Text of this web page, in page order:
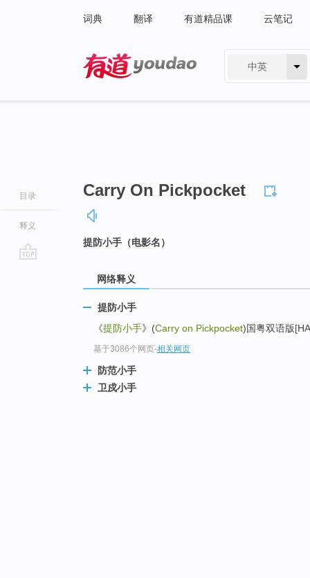
词典 翻译 有道精品课 云笔记
中英
目录
释义
Carry On Pickpocket
提防小手（电影名）
网络释义
提防小手
《提防小手》(Carry on Pickpocket)国粤双语版
基于3086个网页-相关网页
防范小手
卫戍小手